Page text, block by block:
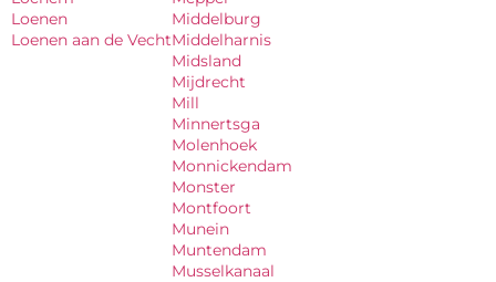
Loenen
Loenen aan de Vecht
Middelburg
Middelharnis
Midsland
Mijdrecht
Mill
Minnertsga
Molenhoek
Monnickendam
Monster
Montfoort
Munein
Muntendam
Musselkanaal